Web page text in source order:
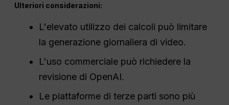
Ulteriori considerazioni:
L'elevato utilizzo dei calcoli può limitare
la generazione giornaliera di video.
L'uso commerciale può richiedere la
revisione di OpenAI.
Le piattaforme di terze parti sono più